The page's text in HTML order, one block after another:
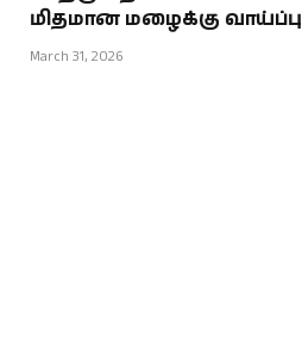
மிதமான மழைக்கு வாய்ப்பு
March 31, 2026